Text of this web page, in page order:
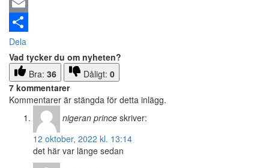
Email
Dela
Vad tycker du om nyheten?
Bra: 36 Dåligt: 0
7 kommentarer
Kommentarer är stängda för detta inlägg.
nigeran prince skriver:
12 oktober, 2022 kl. 13:14
det här var länge sedan